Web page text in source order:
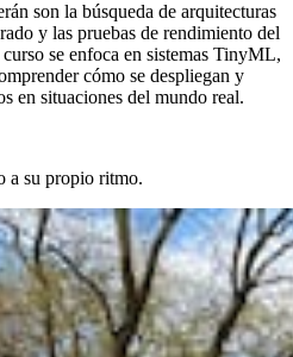
son la búsqueda de arquitecturas
y las pruebas de rendimiento del
se enfoca en sistemas TinyML,
cómo se despliegan y
en situaciones del mundo real.
a su propio ritmo.